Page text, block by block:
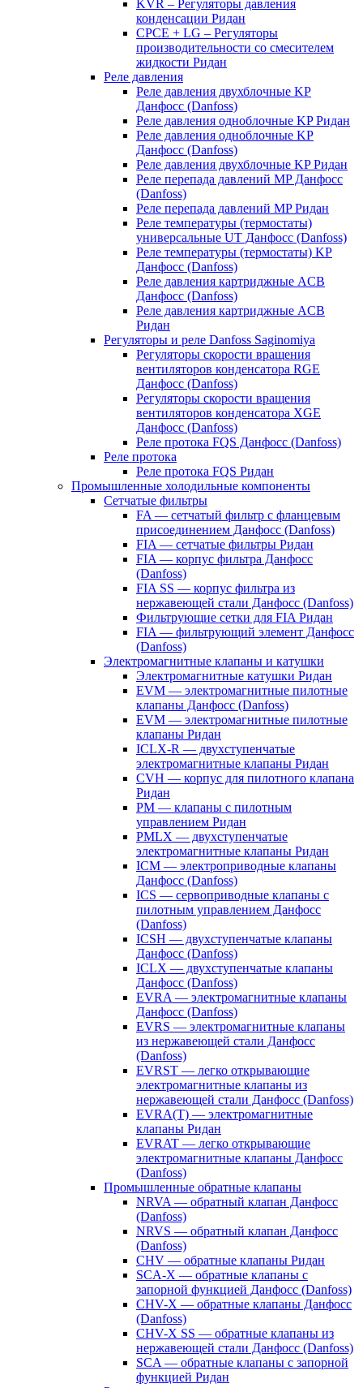
KVR – Регуляторы давления
конденсации Ридан
CPCE + LG – Регуляторы
производительности со смесителем
жидкости Ридан
Реле давления
Реле давления двухблочные KP
Данфосс (Danfoss)
Реле давления одноблочные KP Ридан
Реле давления одноблочные KP
Данфосс (Danfoss)
Реле давления двухблочные KP Ридан
Реле перепада давлений MP Данфосс
(Danfoss)
Реле перепада давлений MP Ридан
Реле температуры (термостаты)
универсальные UT Данфосс (Danfoss)
Реле температуры (термостаты) KP
Данфосс (Danfoss)
Реле давления картриджные ACB
Данфосс (Danfoss)
Реле давления картриджные ACB
Ридан
Регуляторы и реле Danfoss Saginomiya
Регуляторы скорости вращения
вентиляторов конденсатора RGE
Данфосс (Danfoss)
Регуляторы скорости вращения
вентиляторов конденсатора XGE
Данфосс (Danfoss)
Реле протока FQS Данфосс (Danfoss)
Реле протока
Реле протока FQS Ридан
Промышленные холодильные компоненты
Сетчатые фильтры
FA — сетчатый фильтр с фланцевым
присоединением Данфосс (Danfoss)
FIA — сетчатые фильтры Ридан
FIA — корпус фильтра Данфосс
(Danfoss)
FIA SS — корпус фильтра из
нержавеющей стали Данфосс (Danfoss)
Фильтрующие сетки для FIA Ридан
FIA — фильтрующий элемент Данфосс
(Danfoss)
Электромагнитные клапаны и катушки
Электромагнитные катушки Ридан
EVM — электромагнитные пилотные
клапаны Данфосс (Danfoss)
EVM — электромагнитные пилотные
клапаны Ридан
ICLX-R — двухступенчатые
электромагнитные клапаны Ридан
CVH — корпус для пилотного клапана
Ридан
PM — клапаны с пилотным
управлением Ридан
PMLX — двухступенчатые
электромагнитные клапаны Ридан
ICM — электроприводные клапаны
Данфосс (Danfoss)
ICS — сервоприводные клапаны с
пилотным управлением Данфосс
(Danfoss)
ICSH — двухступенчатые клапаны
Данфосс (Danfoss)
ICLX — двухступенчатые клапаны
Данфосс (Danfoss)
EVRA — электромагнитные клапаны
Данфосс (Danfoss)
EVRS — электромагнитные клапаны
из нержавеющей стали Данфосс
(Danfoss)
EVRST — легко открывающие
электромагнитные клапаны из
нержавеющей стали Данфосс (Danfoss)
EVRA(T) — электромагнитные
клапаны Ридан
EVRAT — легко открывающие
электромагнитные клапаны Данфосс
(Danfoss)
Промышленные обратные клапаны
NRVA — обратный клапан Данфосс
(Danfoss)
NRVS — обратный клапан Данфосс
(Danfoss)
CHV — обратные клапаны Ридан
SCA-X — обратные клапаны с
запорной функцией Данфосс (Danfoss)
CHV-X — обратные клапаны Данфосс
(Danfoss)
CHV-X SS — обратные клапаны из
нержавеющей стали Данфосс (Danfoss)
SCA — обратные клапаны с запорной
функцией Ридан